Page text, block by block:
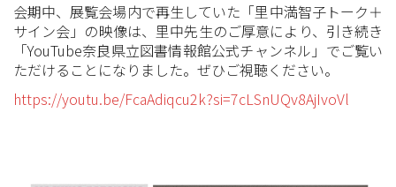
会期中、展覧会場内で再生していた「里中満智子トーク＋
サイン会」の映像は、里中先生のご厚意により、引き続き
「YouTube奈良県立図書情報館公式チャンネル」でご覧い
ただけることになりました。ぜひご視聴ください。
https://youtu.be/FcaAdiqcu2k?si=7cLSnUQv8AjIvoVl